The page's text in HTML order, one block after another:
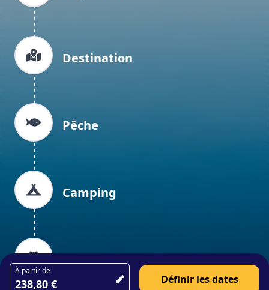
À partir de
238,80 € Définir les dates
Destination
Pêche
Camping
Organiser un événement